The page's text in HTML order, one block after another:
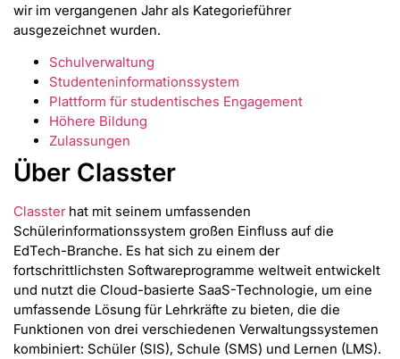
wir im vergangenen Jahr als Kategorieführer
ausgezeichnet wurden.
Schulverwaltung
Studenteninformationssystem
Plattform für studentisches Engagement
Höhere Bildung
Zulassungen
Über Classter
Classterhat mit seinem umfassenden
Schülerinformationssystem großen Einfluss auf die
EdTech-Branche. Es hat sich zu einem der
fortschrittlichsten Softwareprogramme weltweit entwickelt
und nutzt die Cloud-basierte SaaS-Technologie, um eine
umfassende Lösung für Lehrkräfte zu bieten, die die
Funktionen von drei verschiedenen Verwaltungssystemen
kombiniert: Schüler (SIS), Schule (SMS) und Lernen (LMS).